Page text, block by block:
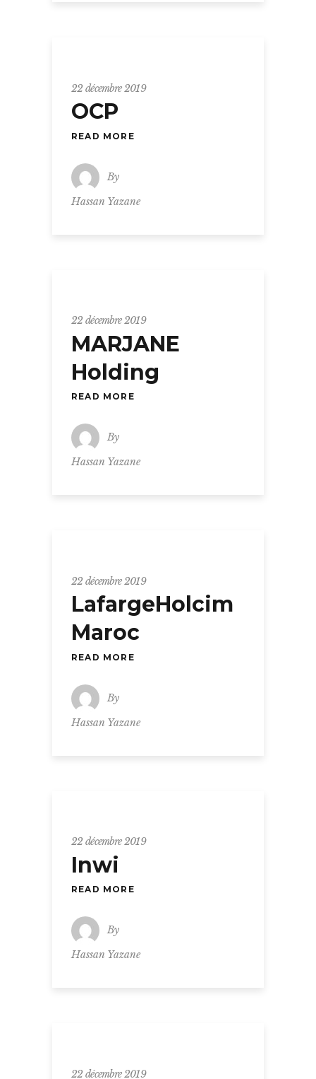
22 décembre 2019
OCP
READ MORE
By
Hassan Yazane
22 décembre 2019
MARJANE
Holding
READ MORE
By
Hassan Yazane
22 décembre 2019
LafargeHolcim
Maroc
READ MORE
By
Hassan Yazane
22 décembre 2019
Inwi
READ MORE
By
Hassan Yazane
22 décembre 2019